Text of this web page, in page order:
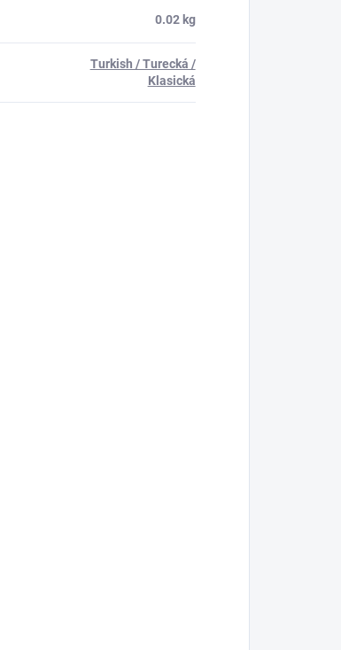
0.02 kg
Turkish / Turecká /
Klasická